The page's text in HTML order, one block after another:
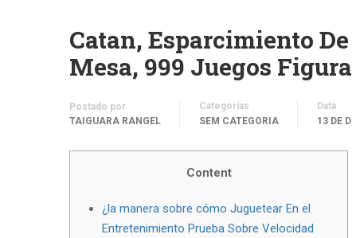
Catan, Esparcimiento
Mesa, 999 Juegos
Postado por
TAIGUARA RANGEL
Categorias
SEM CATEGORIA
Data
13 DE
Content
¿la manera sobre cómo Juguetear En el
Entretenimiento Prueba Sobre Velocidad